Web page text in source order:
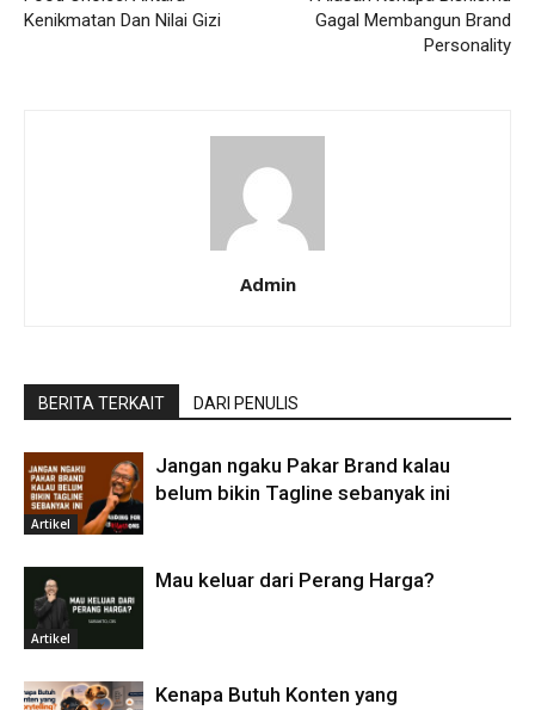
Kenikmatan Dan Nilai Gizi
Gagal Membangun Brand
Personality
Admin
BERITA TERKAIT DARI PENULIS
Artikel
Jangan ngaku Pakar Brand kalau
belum bikin Tagline sebanyak ini
Artikel
Mau keluar dari Perang Harga?
Kenapa Butuh Konten yang